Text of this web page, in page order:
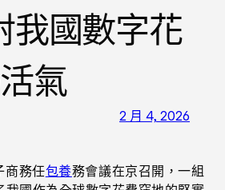
我國數字花
氣
2 月 4, 2026
商務任包養務會議在京召開，一組